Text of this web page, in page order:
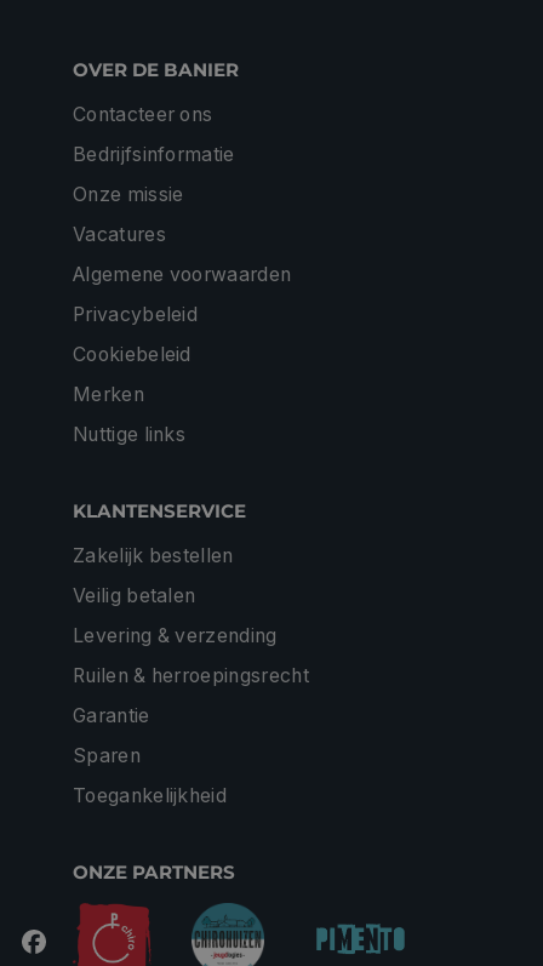
OVER DE BANIER
Contacteer ons
Bedrijfsinformatie
Onze missie
Vacatures
Algemene voorwaarden
Privacybeleid
Cookiebeleid
Merken
Nuttige links
KLANTENSERVICE
Zakelijk bestellen
Veilig betalen
Levering & verzending
Ruilen & herroepingsrecht
Garantie
Sparen
Toegankelijkheid
ONZE PARTNERS